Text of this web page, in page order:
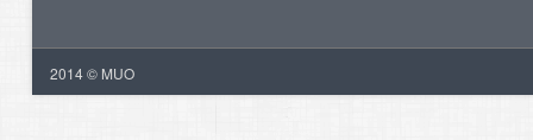
2014 © MUO